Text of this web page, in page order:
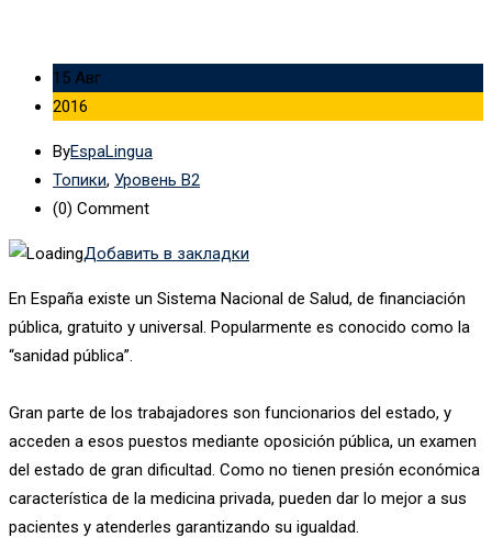
15 Авг
2016
ByEspaLingua
Топики, Уровень B2
(0) Comment
Добавить в закладки
En España existe un Sistema Nacional de Salud, de financiación
pública, gratuito y universal. Popularmente es conocido como la
“sanidad pública”.
Gran parte de los trabajadores son funcionarios del estado, y
acceden a esos puestos mediante oposición pública, un examen
del estado de gran dificultad. Como no tienen presión económica
característica de la medicina privada, pueden dar lo mejor a sus
pacientes y atenderles garantizando su igualdad.